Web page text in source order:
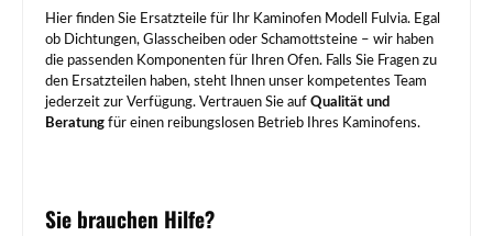
Hier finden Sie Ersatzteile für Ihr Kaminofen Modell Fulvia. Egal
ob Dichtungen, Glasscheiben oder Schamottsteine – wir haben
die passenden Komponenten für Ihren Ofen. Falls Sie Fragen zu
den Ersatzteilen haben, steht Ihnen unser kompetentes Team
jederzeit zur Verfügung. Vertrauen Sie auf Qualität und
Beratung für einen reibungslosen Betrieb Ihres Kaminofens.
Sie brauchen Hilfe?